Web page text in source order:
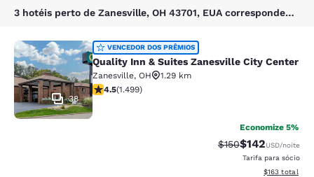
3 hotéis perto de Zanesville, OH 43701, EUA correspondem aos seus filtros
Quality Inn & Suites Zanesville City
38
VENCEDOR DOS PRÊMIOS
Quality Inn & Suites Zanesville City Center
Zanesville, OH
1.29 km
classificação 4.51 estrelas. Excelente. 1499 avaliações
4.5(1.499)
Economize 5%
Tarifa anterior
$150Tarifa com
$142USD/noite
Tarifa para sócio
Exibir
$163 total